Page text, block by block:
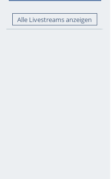
Alle Livestreams anzeigen